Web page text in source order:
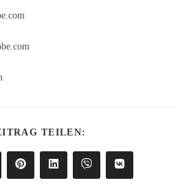
TEILEN:
TEILEN
Öffnet
in
Öffnet
in
Öffnet
in
Öffnet
in